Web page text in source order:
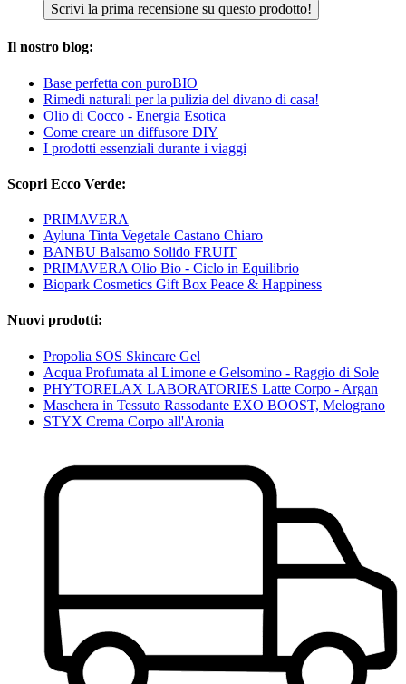
Scrivi la prima recensione su questo prodotto!
Il nostro blog:
Base perfetta con puroBIO
Rimedi naturali per la pulizia del divano di casa!
Olio di Cocco - Energia Esotica
Come creare un diffusore DIY
I prodotti essenziali durante i viaggi
Scopri Ecco Verde:
PRIMAVERA
Ayluna Tinta Vegetale Castano Chiaro
BANBU Balsamo Solido FRUIT
PRIMAVERA Olio Bio - Ciclo in Equilibrio
Biopark Cosmetics Gift Box Peace & Happiness
Nuovi prodotti:
Propolia SOS Skincare Gel
Acqua Profumata al Limone e Gelsomino - Raggio di Sole
PHYTORELAX LABORATORIES Latte Corpo - Argan
Maschera in Tessuto Rassodante EXO BOOST, Melograno
STYX Crema Corpo all'Aronia